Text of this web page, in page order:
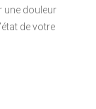
une douleur
de votre